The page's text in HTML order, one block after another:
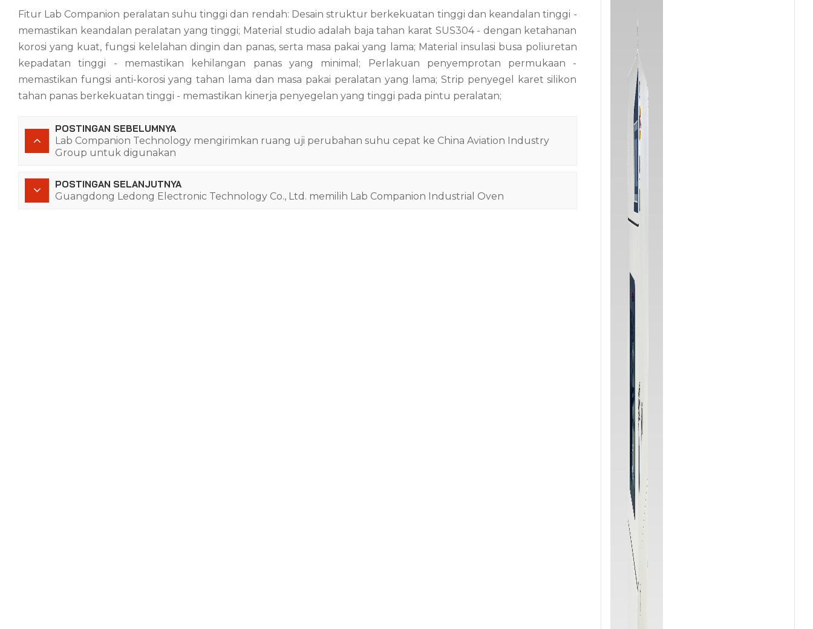
Fitur Lab Companion peralatan suhu tinggi dan rendah: Desain struktur berkekuatan tinggi dan keandalan tinggi -
memastikan keandalan peralatan yang tinggi; Material studio adalah baja tahan karat SUS304 - dengan ketahanan
korosi yang kuat, fungsi kelelahan dingin dan panas, serta masa pakai yang lama; Material insulasi busa poliuretan
kepadatan tinggi - memastikan kehilangan panas yang minimal; Perlakuan penyemprotan permukaan -
memastikan fungsi anti-korosi yang tahan lama dan masa pakai peralatan yang lama; Strip penyegel karet silikon
tahan panas berkekuatan tinggi - memastikan kinerja penyegelan yang tinggi pada pintu peralatan;
POSTINGAN SEBELUMNYA
Lab Companion Technology mengirimkan ruang uji perubahan suhu cepat ke China Aviation Industry
Group untuk digunakan
POSTINGAN SELANJUTNYA
Guangdong Ledong Electronic Technology Co., Ltd. memilih Lab Companion Industrial Oven